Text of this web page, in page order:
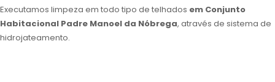
Executamos limpeza em todo tipo de telhados em Conjunto
Habitacional Padre Manoel da Nóbrega, através de sistema de
hidrojateamento.